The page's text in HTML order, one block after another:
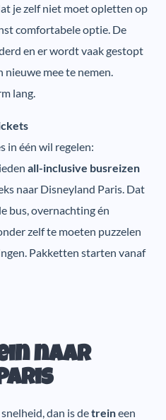
je zelf niet moet opletten op
comfortabele optie. De
en er wordt vaak gestopt
mee te nemen.
lang.
in één wil regelen:
all-inclusive busreizen
naar Disneyland Paris. Dat
bus, overnachting én
zelf te moeten puzzelen
Pakketten starten vanaf
naar
dan is detreineen